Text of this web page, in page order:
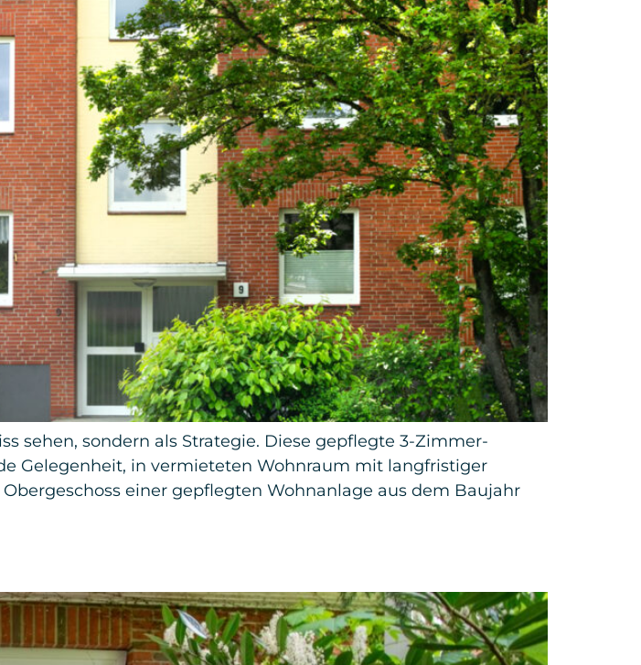
sehen, sondern als Strategie. Diese gepflegte 3-Zimmer-
Gelegenheit, in vermieteten Wohnraum mit langfristiger
einer gepflegten Wohnanlage aus dem Baujahr